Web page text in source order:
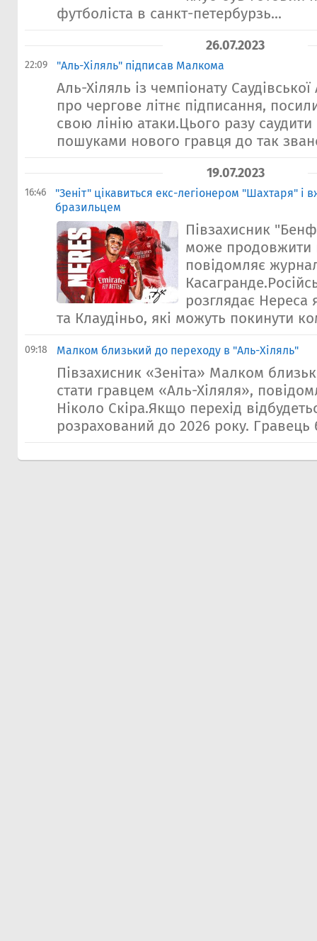
футболіста в санкт-петербурзь...
26.07.2023
22:09 "Аль-Хіляль" підписав Малкома
Аль-Хіляль із чемпіонату
про чергове літнє підписання,
свою лінію атаки.Цього разу
пошуками нового гравця до так
19.07.2023
16:46
"Зеніт" цікавиться екс-легіонером "Шахтаря" і
бразильцем
Півзахисник
може продовжити
повідомляє
розглядає Нереса
та Клаудіньо, які можуть покинути
09:18 Малком близький до переходу в "Аль-Хіляль"
Півзахисник «Зеніта» Малком
стати гравцем «Аль-Хіляля»,
Ніколо Скіра.Якщо перехід
розрахований до 2026 року. Гравець